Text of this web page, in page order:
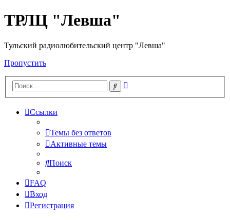
ТРЛЦ "Левша"
Тульский радиолюбительский центр "Левша"
Пропустить
Поиск
Ссылки
Темы без ответов
Активные темы
Поиск
FAQ
Вход
Регистрация